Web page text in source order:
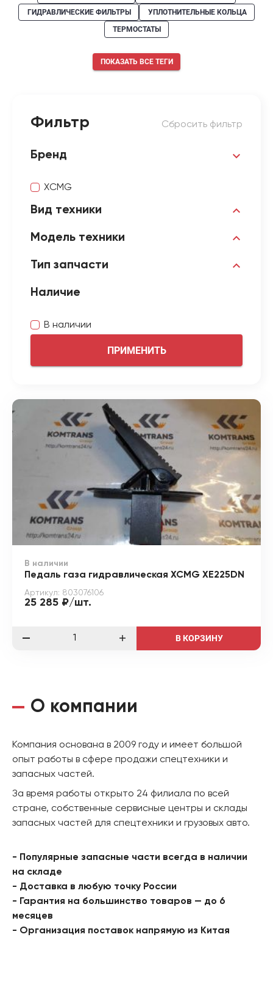
ГИДРАВЛИЧЕСКИЕ ФИЛЬТРЫ
УПЛОТНИТЕЛЬНЫЕ КОЛЬЦА
ТЕРМОСТАТЫ
ПОКАЗАТЬ ВСЕ ТЕГИ
Фильтр Сбросить фильтр
Бренд
XCMG
Вид техники
Модель техники
Тип запчасти
Наличие
В наличии
ПРИМЕНИТЬ
В наличии
Педаль газа гидравлическая XCMG XE225DN
Артикул: 803076106
25 285 ₽/шт.
В КОРЗИНУ
О компании
Компания основана в 2009 году и имеет большой
опыт работы в сфере продажи спецтехники и
запасных частей.
За время работы открыто 24 филиала по всей
стране, собственные сервисные центры и склады
запасных частей для спецтехники и грузовых авто.
- Популярные запасные части всегда в наличии
на складе
- Доставка в любую точку России
- Гарантия на большинство товаров — до 6
месяцев
- Организация поставок напрямую из Китая